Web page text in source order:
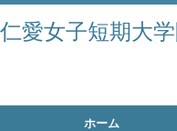
仁愛女子短期大
ホーム